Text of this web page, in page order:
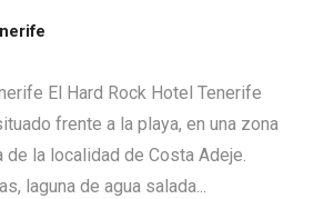
El Hard Rock Hotel Tenerife
frente a la playa, en una zona
la localidad de Costa Adeje.
laguna de agua salada...